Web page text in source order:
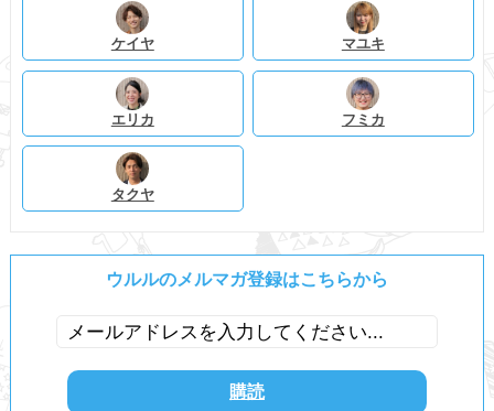
ケイヤ マユキ
エリカ フミカ
タクヤ
ウルルのメルマガ登録はこちらから